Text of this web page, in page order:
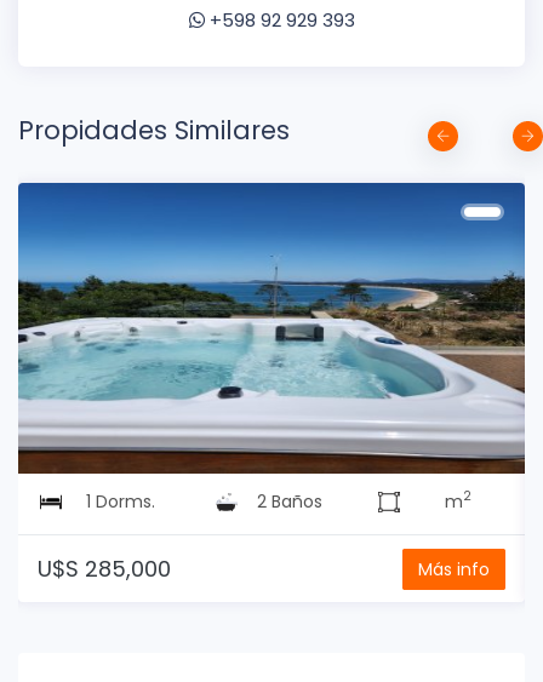
+598 92 929 393
Propidades Similares
1 Dorms. 2 Baños m2
U$S 285,000 Más info